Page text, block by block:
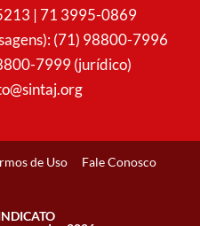
| 71 3995-0869
(71) 98800-7996
7999 (jurídico)
de Uso Fale Conosco